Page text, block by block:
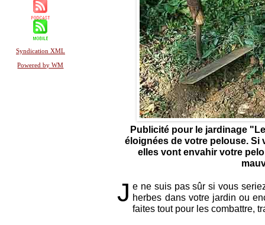
Syndication XML
Powered by WM
Publicité pour le jardinage
éloignées de votre pelouse. Si
elles vont envahir votre
J e ne suis pas sûr si vous
herbes dans votre jardin ou
faites tout pour les combattre,